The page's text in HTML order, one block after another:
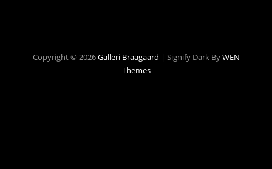
Copyright © 2026Galleri Braagaard | Signify Dark ByWEN
Themes